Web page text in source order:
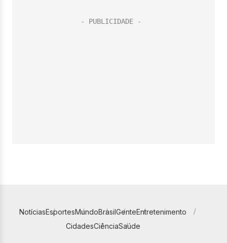
NotíciasEsportesMundoBrasilGenteEntretenimento
CidadesCiênciaSaúde